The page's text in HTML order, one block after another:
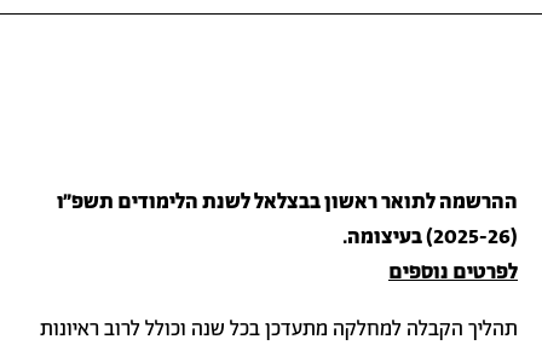
ההרשמה לתואר ראשון בבצלאל לשנת הלימודים תשפ״ו
(2025-26) בעיצומה.
לפרטים נוספים
תהליך הקבלה למחלקה מתעדכן בכל שנה וכולל לרוב ראיונות